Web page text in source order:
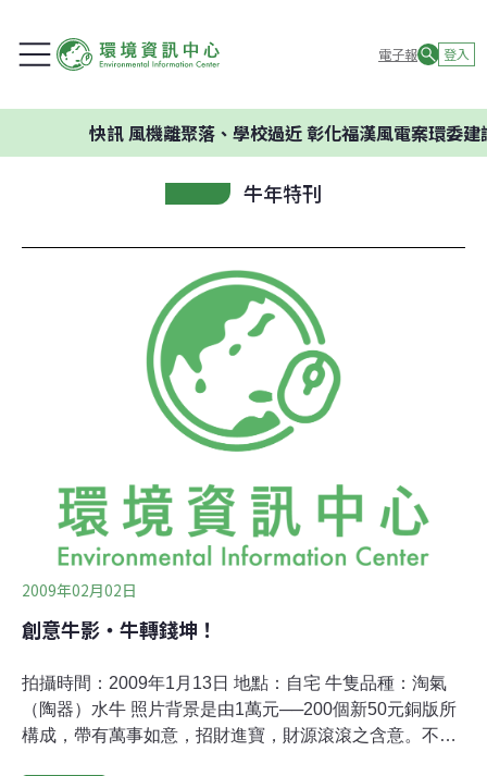
電子報 登入
快訊風機離聚落、學校過近 彰化福漢風電案環委建議不
牛年特刊
2009年02月02日
創意牛影‧牛轉錢坤！
拍攝時間：2009年1月13日 地點：自宅 牛隻品種：淘氣
（陶器）水牛 照片背景是由1萬元──200個新50元銅版所
構成，帶有萬事如意，招財進寶，財源滾滾之含意。不